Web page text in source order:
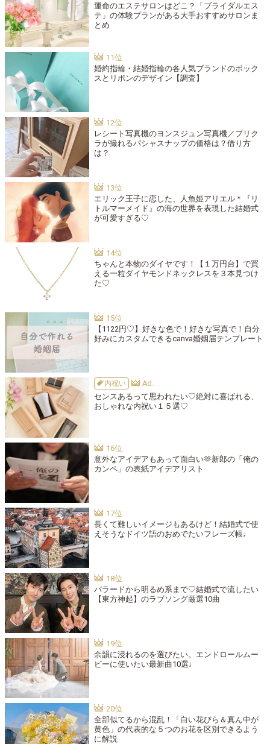
運命のエステサロンはどこ？「ブライダルエス
テ」の体験プランがある大手おすすめサロンま
とめ
婚約指輪・結婚指輪の各人気ブランドのボック
スとリボンのデザイン【調査】
レシート写真機のヨンスジュン写真機／プリク
ラが撮れるパシャスナップの価格は？借り方
は？
エリック王子に恋した、人魚姫アリエル＊『リ
トルマーメイド』の海の世界を表現した結婚式
が可愛すぎる♡
ちゃんと本物のダイヤです！【１万円台】で買
える一粒ダイヤモンドネックレスを３本見つけ
た♡
【1122円♡】好きな色で！好きな写真で！自分
好みにカスタムできるcanva婚姻届テンプレート
内祝い
センスあるって思われたい♡絶対に喜ばれる、
おしゃれな内祝い１５選♡
意外なアイデアもあって面白い🫶新郎の「俺の
カンペ」の表紙アイデアリスト
長くて難しいイメージもあるけど！結婚式で使
えそうなドイツ語のおめでたいフレーズ帳♩
バラードから明るめ系まで♡結婚式で流したい
【東方神起】のラブソング厳選10曲
余韻に浸れるのを選びたい。エンドロールムー
ビーに使いたい最新曲10選♩
全部似てるから混乱！「白い花びら＆真ん中が
黄色」の代表的な５つのお花を区別できるよう
に解説